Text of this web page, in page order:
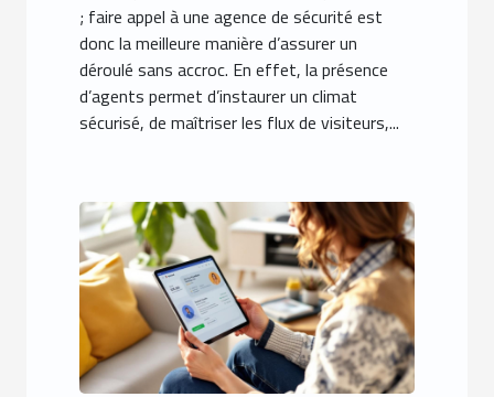
; faire appel à une agence de sécurité est
donc la meilleure manière d’assurer un
déroulé sans accroc. En effet, la présence
d’agents permet d’instaurer un climat
sécurisé, de maîtriser les flux de visiteurs,...